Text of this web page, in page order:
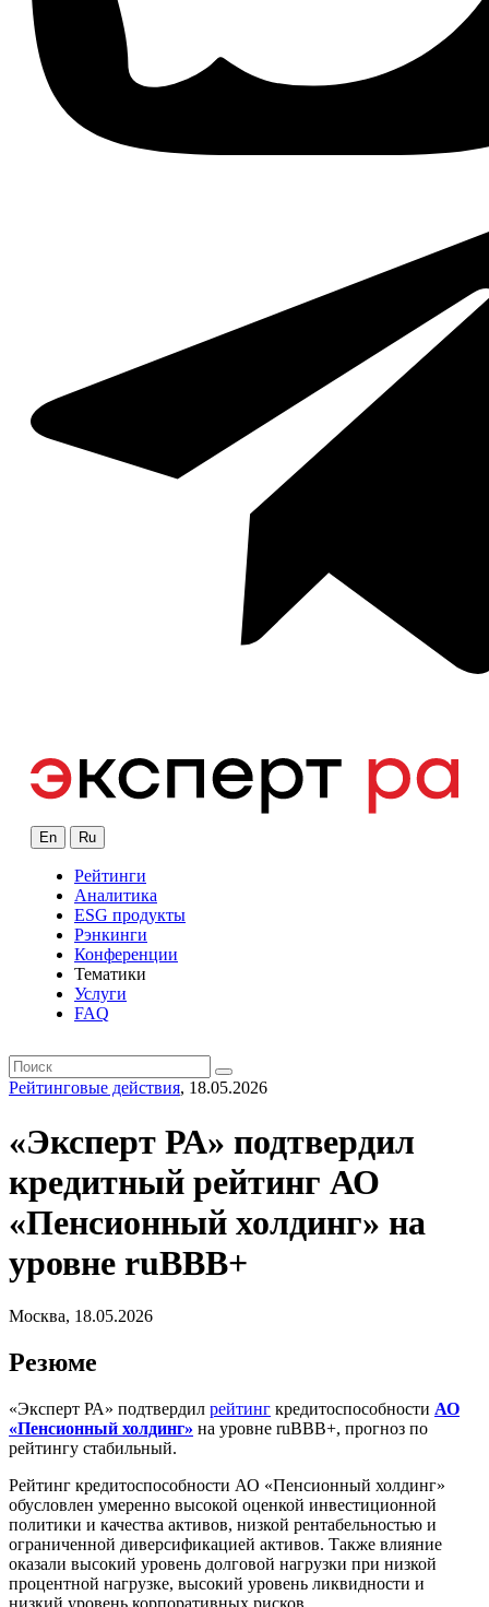
En Ru
Рейтинги
Аналитика
ESG продукты
Рэнкинги
Конференции
Тематики
Услуги
FAQ
Рейтинговые действия, 18.05.2026
«Эксперт РА» подтвердил
кредитный рейтинг АО
«Пенсионный холдинг» на
уровне ruBBB+
Москва, 18.05.2026
Резюме
«Эксперт РА» подтвердил рейтинг кредитоспособности АО
«Пенсионный холдинг» на уровне ruBBB+, прогноз по
рейтингу стабильный.
Рейтинг кредитоспособности АО «Пенсионный холдинг»
обусловлен умеренно высокой оценкой инвестиционной
политики и качества активов, низкой рентабельностью и
ограниченной диверсификацией активов. Также влияние
оказали высокий уровень долговой нагрузки при низкой
процентной нагрузке, высокий уровень ликвидности и
низкий уровень корпоративных рисков.